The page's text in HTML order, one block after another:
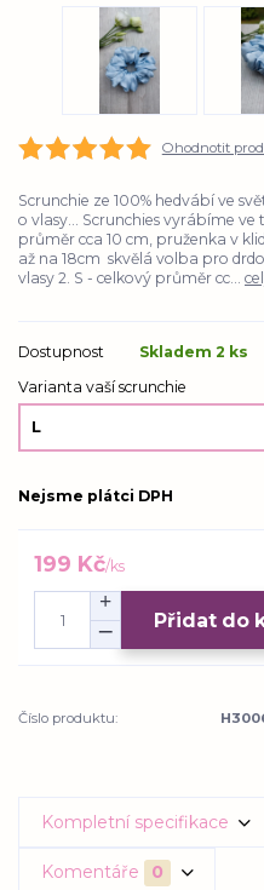
Ohodnotit
Scrunchie ze 100% hedvábí ve
o vlasy... Scrunchies vyrábíme
průměr cca 10 cm, pruženka v
až na 18cm skvělá volba pro
vlasy 2. S - celkový průměr cc...
Dostupnost
Skladem 2 ks
Varianta vaší scrunchie
Nejsme plátci DPH
199 Kč/ks
Přidat do
Číslo produktu:
Kompletní specifikace
Komentáře 0